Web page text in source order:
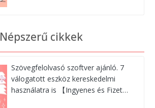
Népszerű cikkek
Szövegfelolvasó szoftver ajánló. 7
válogatott eszköz kereskedelmi
használatra is 【Ingyenes és Fizet…